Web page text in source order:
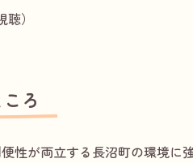
）
ろ
性が両立する長沼町の環境に